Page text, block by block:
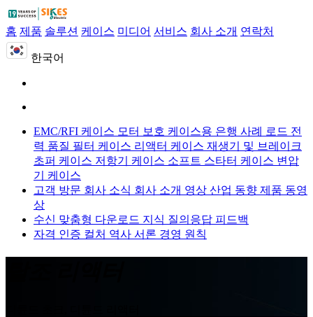
홈 제품 솔루션 케이스 미디어 서비스 회사 소개 연락처
한국어
EMC/RFI 케이스 모터 보호 케이스용 은행 사례 로드 전
력 품질 필터 케이스 리액터 케이스 재생기 및 브레이크
초퍼 케이스 저항기 케이스 소프트 스타터 케이스 변압
기 케이스
고객 방문 회사 소식 회사 소개 영상 산업 동향 제품 동영
상
수신 맞춤형 다운로드 지식 질의응답 피드백
자격 인증 컬처 역사 서론 경영 원칙